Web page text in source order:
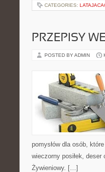
CATEGORIES:
PRZEPISY
POSTED BY ADMIN
pomysłów dla osób,
wieczorny posiłek,
Żywieniowy. […]